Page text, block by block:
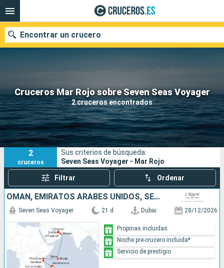
Cruceros Mar Rojo sobre Seven Seas Voyager
2 cruceros encontrados
Encontrar un crucero
Nuestros destinos
Fecha de salida
Puertos Compañías
Buscar
2
cruceros
Sus criterios de búsqueda:
Seven Seas Voyager - Mar Rojo
Filtrar Ordenar
OMAN, EMIRATOS ÁRABES UNIDOS, SEYCHELLES, KENIA, TANZANIA, MADAGASCAR, MAURICE
Seven Seas Voyager 21 d Dubai 28/12/2026
Propinas incluidas
Noche pre-crucero incluida*
Servicio de prestigio